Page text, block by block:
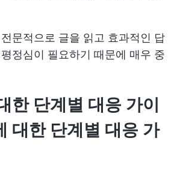
문적으로 글을 읽고 효과적인 답
정심이 필요하기 때문에 매우 중
한 단계별 대응 가이
대한 단계별 대응 가